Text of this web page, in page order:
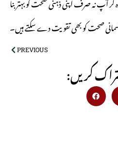
جسمانی صحت کو بھی تقویت دے سکتے ہیں۔
PREVIOUS
کریں